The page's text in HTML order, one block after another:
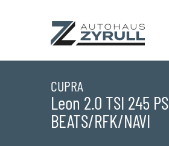
Startseite
Standorte
CUPRA
Leon 2.0 TSI 245 PS
BEATS/RFK/NAVI